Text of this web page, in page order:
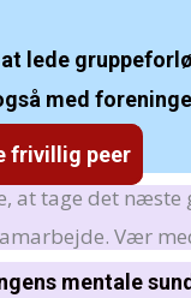
lede
med
frivillig peer
at tage det næste
Vær
mentale